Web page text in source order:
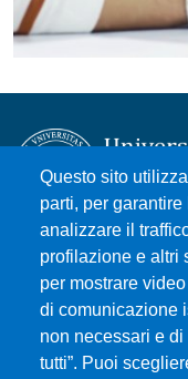
Questo sito
parti, per
analizzare il
profilazione e altri
per mostrare
di comunicazione
non necessari e
tutti”. Puoi
Università degli
Piazza Pugliatti, 1 -
Cod. Fiscale
P.IVA 00724160833
Centralino: 090 676 1